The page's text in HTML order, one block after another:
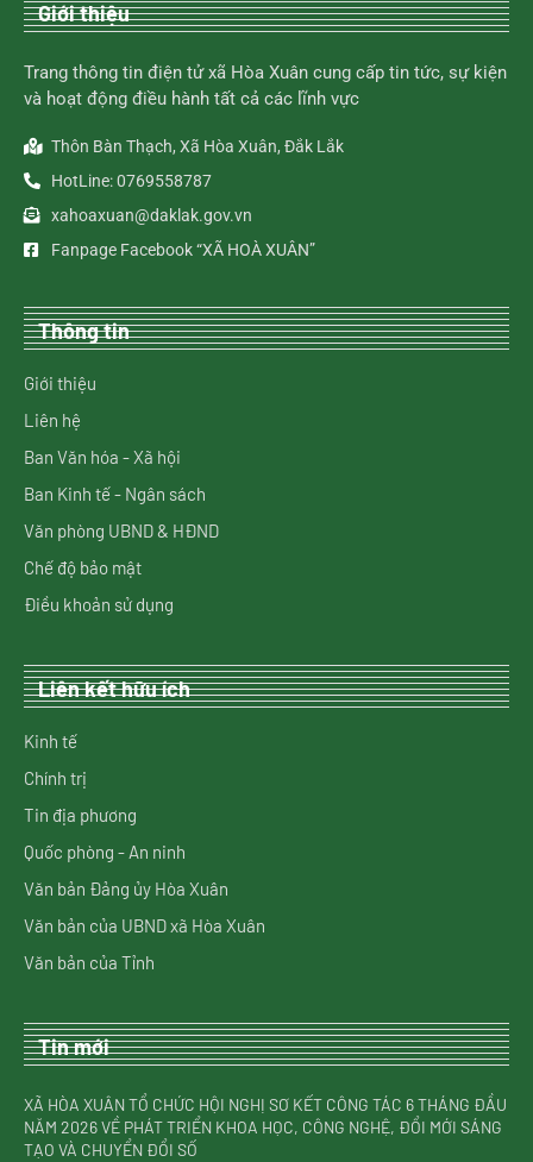
Giới thiệu
Trang thông tin điện tử xã Hòa Xuân cung cấp tin tức, sự kiện
và hoạt động điều hành tất cả các lĩnh vực
Thôn Bàn Thạch, Xã Hòa Xuân, Đắk Lắk
HotLine: 0769558787
xahoaxuan@daklak.gov.vn
Fanpage Facebook “XÃ HOÀ XUÂN”
Thông tin
Giới thiệu
Liên hệ
Ban Văn hóa - Xã hội
Ban Kinh tế - Ngân sách
Văn phòng UBND & HĐND
Chế độ bảo mật
Điều khoản sử dụng
Liên kết hữu ích
Kinh tế
Chính trị
Tin địa phương
Quốc phòng - An ninh
Văn bản Đảng ủy Hòa Xuân
Văn bản của UBND xã Hòa Xuân
Văn bản của Tỉnh
Tin mới
XÃ HÒA XUÂN TỔ CHỨC HỘI NGHỊ SƠ KẾT CÔNG TÁC 6 THÁNG ĐẦU
NĂM 2026 VỀ PHÁT TRIỂN KHOA HỌC, CÔNG NGHỆ, ĐỔI MỚI SÁNG
TẠO VÀ CHUYỂN ĐỔI SỐ